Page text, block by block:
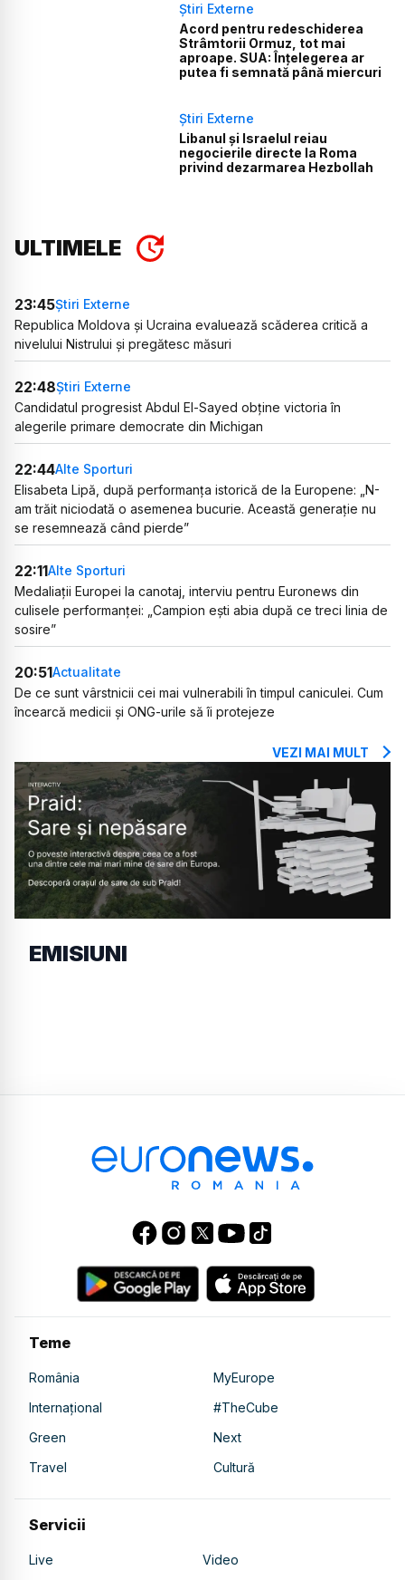
Știri Externe
Acord pentru redeschiderea
Strâmtorii Ormuz, tot mai
aproape. SUA: Înțelegerea ar
putea fi semnată până miercuri
Știri Externe
Libanul și Israelul reiau
negocierile directe la Roma
privind dezarmarea Hezbollah
ULTIMELE
23:45Știri Externe
Republica Moldova și Ucraina evaluează scăderea critică a
nivelului Nistrului și pregătesc măsuri
22:48Știri Externe
Candidatul progresist Abdul El-Sayed obține victoria în
alegerile primare democrate din Michigan
22:44Alte Sporturi
Elisabeta Lipă, după performanța istorică de la Europene: „N-
am trăit niciodată o asemenea bucurie. Această generație nu
se resemnează când pierde”
22:11Alte Sporturi
Medaliații Europei la canotaj, interviu pentru Euronews din
culisele performanței: „Campion ești abia după ce treci linia de
sosire”
20:51Actualitate
De ce sunt vârstnicii cei mai vulnerabili în timpul caniculei. Cum
încearcă medicii și ONG-urile să îi protejeze
VEZI MAI MULT
EMISIUNI
Teme
România
MyEurope
Internațional
#TheCube
Green
Next
Travel
Cultură
Servicii
Live Video